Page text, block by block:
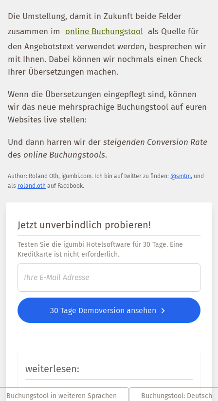
Die Umstellung, damit in Zukunft beide Felder
zusammen im
online Buchungstool als Quelle für
den Angebotstext verwendet werden, besprechen wir
mit Ihnen. Dabei können wir nochmals einen Check
Ihrer Übersetzungen machen.
Wenn die Übersetzungen eingepflegt sind, können
wir das neue mehrsprachige Buchungstool auf euren
Websites live stellen:
Und dann harren wir der steigenden Conversion Rate
des online Buchungstools.
Author: Roland Oth, igumbi.com. Ich bin auf twitter zu finden: @smtm, und
als roland.oth auf Facebook.
Jetzt unverbindlich probieren!
Testen Sie die igumbi Hotelsoftware für 30 Tage. Eine
Kreditkarte ist nicht erforderlich.
30 Tage Demoversion ansehen
weiterlesen:
Buchungstool in weiteren Sprachen Buchungstool: Deutsch